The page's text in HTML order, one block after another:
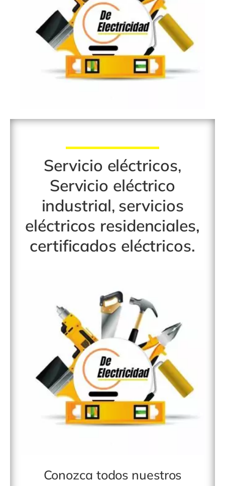
Servicio eléctricos,
Servicio eléctrico
industrial, servicios
eléctricos residenciales,
certificados eléctricos.
Conozca todos nuestros